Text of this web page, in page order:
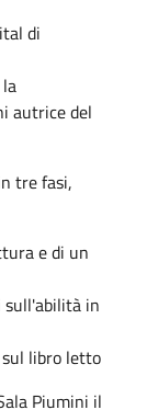
di
autrice del
tre fasi,
e di un
in
libro letto
Piumini il